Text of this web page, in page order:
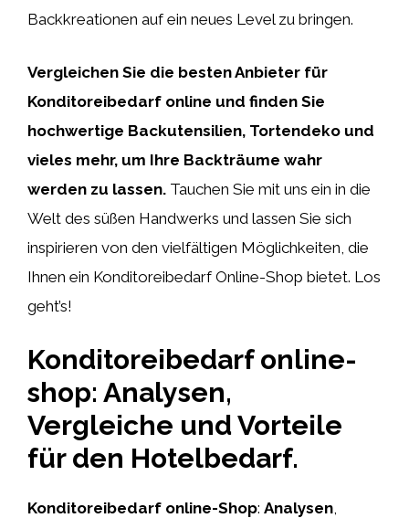
Backkreationen auf ein neues Level zu bringen.
Vergleichen Sie die besten Anbieter für
Konditoreibedarf online und finden Sie
hochwertige Backutensilien, Tortendeko und
vieles mehr, um Ihre Backträume wahr
werden zu lassen. Tauchen Sie mit uns ein in die
Welt des süßen Handwerks und lassen Sie sich
inspirieren von den vielfältigen Möglichkeiten, die
Ihnen ein Konditoreibedarf Online-Shop bietet. Los
geht’s!
Konditoreibedarf online-
shop: Analysen,
Vergleiche und Vorteile
für den Hotelbedarf.
Konditoreibedarf online-Shop: Analysen,